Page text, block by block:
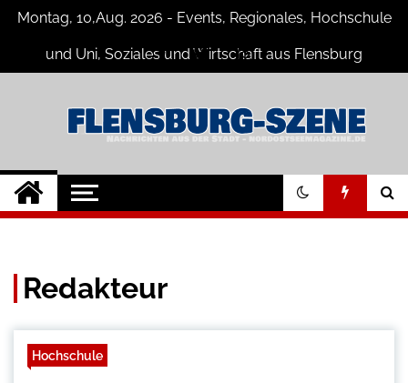
Skip
content
Montag, 10,Aug. 2026 - Events, Regionales, Hochschule
und Uni, Soziales und Wirtschaft aus Flensburg
Flensburg-Szene
Nachrichten
Nachrichten für Flensburg und
Umgebung
Redakteur
Hochschule